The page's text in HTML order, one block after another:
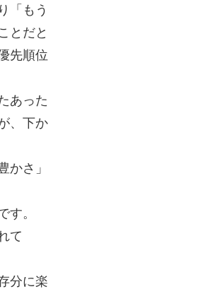
「もう
とだと
先順位
あった
、下か
さ」
。
て
分に楽